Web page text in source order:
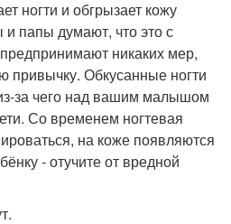
ногти и обгрызает кожу
папы думают, что это с
никаких мер,
привычку. Обкусанные ногти
за чего над вашим малышом
Со временем ногтевая
на коже появляются
- отучите от вредной